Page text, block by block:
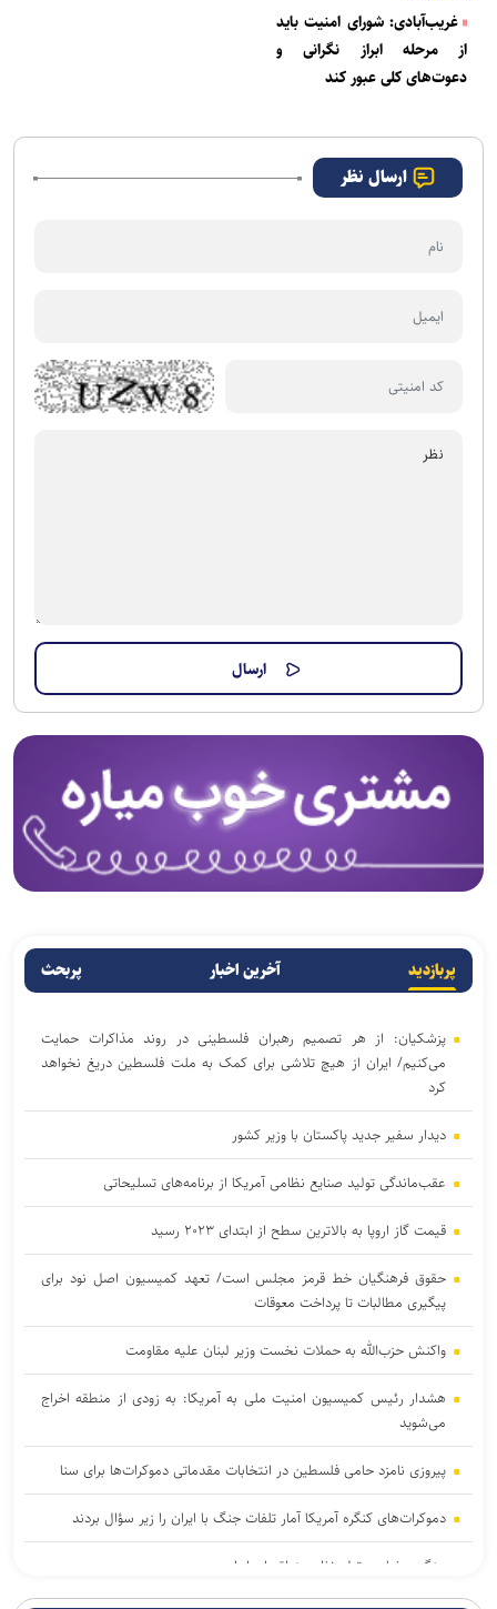
غریب‌آبادی: شورای امنیت باید
از مرحله ابراز نگرانی و
دعوت‌های کلی عبور کند
ارسال نظر
پربازدید آخرین اخبار پربحث
پزشکیان: از هر تصمیم رهبران فلسطینی در روند مذاکرات حمایت
می‌کنیم/ ایران از هیچ تلاشی برای کمک به ملت فلسطین دریغ نخواهد
کرد
دیدار سفیر جدید پاکستان با وزیر کشور
عقب‌ماندگی تولید صنایع نظامی آمریکا از برنامه‌های تسلیحاتی
قیمت گاز اروپا به بالاترین سطح از ابتدای ۲۰۲۳ رسید
حقوق فرهنگیان خط قرمز مجلس است/ تعهد کمیسیون اصل نود برای
پیگیری مطالبات تا پرداخت معوقات
واکنش حزب‌الله به حملات نخست‌ وزیر لبنان علیه مقاومت
هشدار رئیس کمیسیون امنیت ملی به آمریکا: به زودی از منطقه اخراج
می‌شوید
پیروزی نامزد حامی فلسطین در انتخابات مقدماتی دموکرات‌ها برای سنا
دموکرات‌های کنگره آمریکا آمار تلفات جنگ با ایران را زیر سؤال بردند
جنگ رمضان و تولد نظم منطقه ای ایران